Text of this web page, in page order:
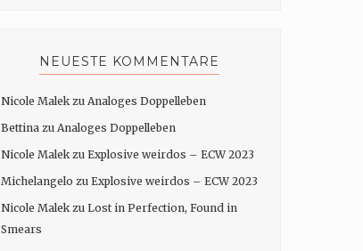
NEUESTE KOMMENTARE
Nicole Malek zu Analoges Doppelleben
Bettina zu Analoges Doppelleben
Nicole Malek zu Explosive weirdos – ECW 2023
Michelangelo zu Explosive weirdos – ECW 2023
Nicole Malek zu Lost in Perfection, Found in
Smears